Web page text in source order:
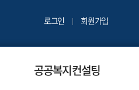
로그인 회원가입
공공복지컨설팅